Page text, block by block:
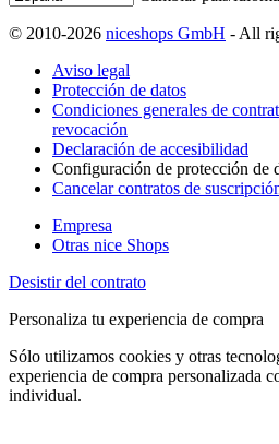
© 2010-2026 niceshops GmbH - All
Aviso legal
Protección de datos
Condiciones generales de
revocación
Declaración de accesibilidad
Configuración de protección de
Cancelar contratos de
Empresa
Otras nice Shops
Desistir del contrato
Personaliza tu experiencia de compra
Sólo utilizamos cookies y otras
experiencia de compra personalizada
individual.